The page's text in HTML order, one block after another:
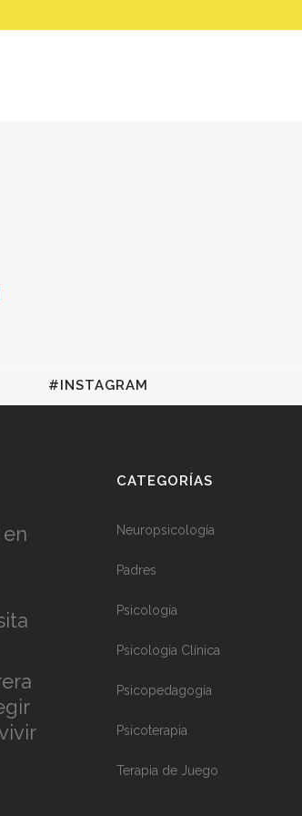
#INSTAGRAM
CATEGORÍAS
Neuropsicología
Padres
Psicología
Psicología Clínica
Psicopedagogía
Psicoterapia
Terapia de Juego